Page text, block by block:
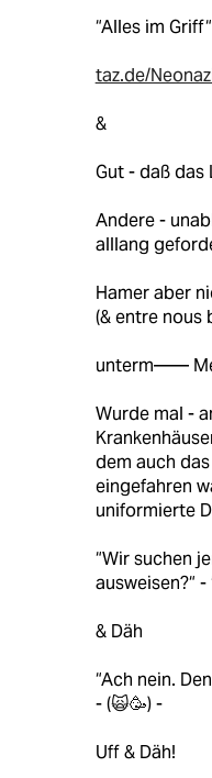
“Alles im Griff“
taz.de/
&
Gut - daß das
Andere -
alllang
Hamer aber
(& entre nous
unterm——
Wurde mal -
dem auch
eingefahren
uniformierte
“Wir suchen
ausweisen?“ -
& Däh
“Ach nein.
- (🙀🥳) -
Uff & Däh!